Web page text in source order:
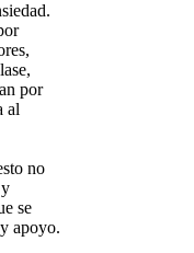
por
al
no
se
apoyo.